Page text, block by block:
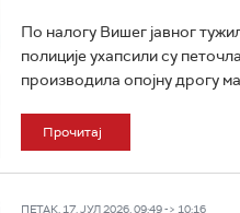
По налогу Вишег јавног
полиције ухапсили су
производила опојну дрогу
Прочитај
ПЕТАК, 17. ЈУЛ 2026, 09:49 -> 10:16